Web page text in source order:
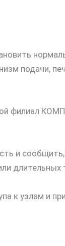
подачи,
филиал
и
к узлам и